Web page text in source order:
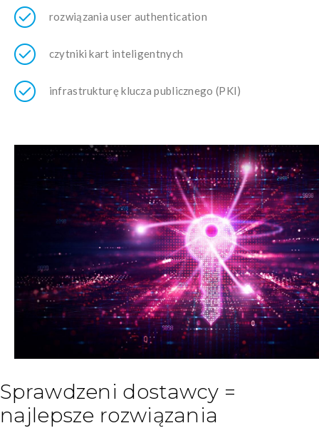
rozwiązania user authentication
czytniki kart inteligentnych
infrastrukturę klucza publicznego (PKI)
Sprawdzeni dostawcy =
najlepsze rozwiązania